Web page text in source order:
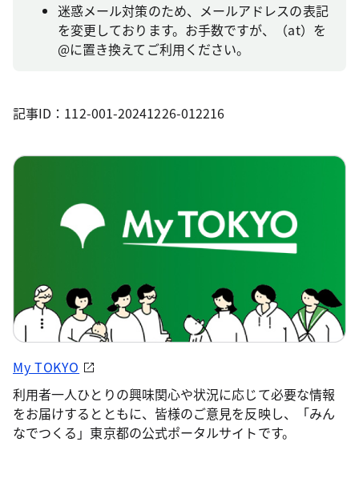
迷惑メール対策のため、メールアドレスの表記
を変更しております。お手数ですが、（at）を
@に置き換えてご利用ください。
記事ID：112-001-20241226-012216
My TOKYO
利用者一人ひとりの興味関心や状況に応じて必要な情報
をお届けするとともに、皆様のご意見を反映し、「みん
なでつくる」東京都の公式ポータルサイトです。